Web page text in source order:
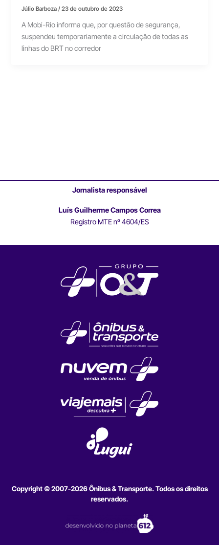
Júlio Barboza/23 de outubro de 2023
A Mobi-Rio informa que, por questão de segurança,
suspendeu temporariamente a circulação de todas as
linhas do BRT no corredor
Jornalista responsável
Luís Guilherme Campos Correa
Registro MTE nº 4604/ES
Copyright © 2007-2026 Ônibus & Transporte. Todos os direitos
reservados.